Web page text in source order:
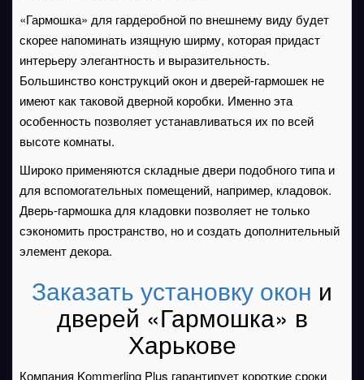
«Гармошка» для гардеробной по внешнему виду будет
скорее напоминать изящную ширму, которая придаст
интерьеру элегантность и выразительность.
Большинство конструкций окон и дверей-гармошек не
имеют как таковой дверной коробки. Именно эта
особенность позволяет устанавливаться их по всей
высоте комнаты.
Широко применяются складные двери подобного типа и
для вспомогательных помещений, например, кладовок.
Дверь-гармошка для кладовки позволяет не только
сэкономить пространство, но и создать дополнительный
элемент декора.
Заказать установку окон и
дверей «Гармошка» в
Харькове
Компания Kommerling Plus гарантирует короткие сроки